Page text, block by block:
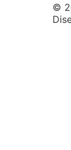
©